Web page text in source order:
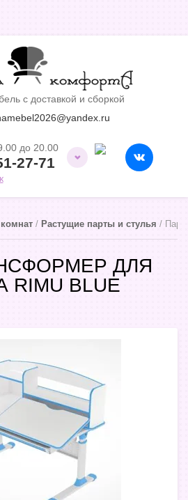
с доставкой и сборкой
до 20.00
27-71
/ Растущие парты и стулья /
ДЛЯ
BLUE